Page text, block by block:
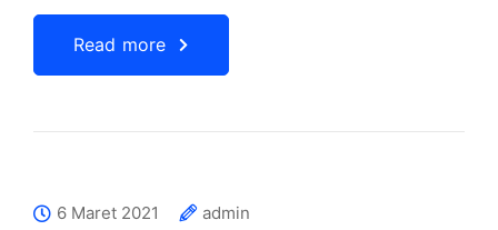
Read more
6 Maret 2021
admin